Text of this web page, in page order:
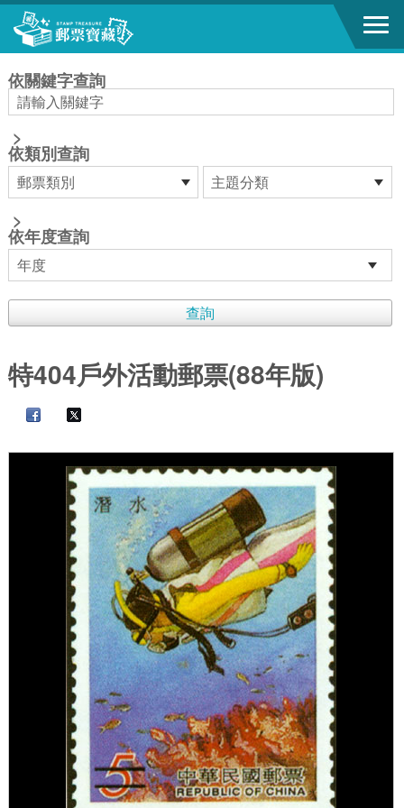
跳到主要內容區塊
依關鍵字查詢
>
依類別查詢
>
依年度查詢
特404戶外活動郵票(88年版)